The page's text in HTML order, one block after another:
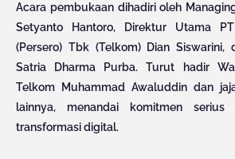
Acara pembukaan dihadiri oleh
Setyanto Hantoro, Direktur Utama
(Persero) Tbk (Telkom) Dian Siswarini,
Satria Dharma Purba. Turut hadir
Telkom Muhammad Awaluddin dan
lainnya, menandai komitmen serius
transformasi digital.